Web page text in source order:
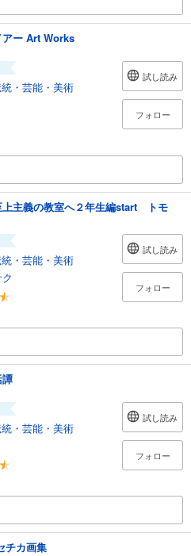
アー Art Works
・芸能・美術
試し読み
フォロー
上主義の教室へ２年生編start トモ
・芸能・美術
試し読み
フォロー
・芸能・美術
試し読み
フォロー
カ画集